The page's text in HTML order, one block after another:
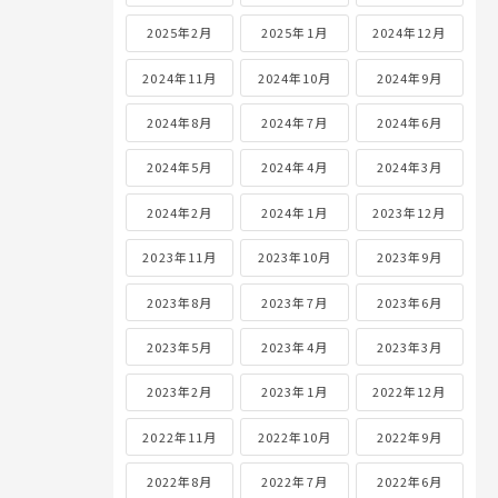
2025年2月 2025年1月 2024年12月
2024年11月 2024年10月 2024年9月
2024年8月 2024年7月 2024年6月
2024年5月 2024年4月 2024年3月
2024年2月 2024年1月 2023年12月
2023年11月 2023年10月 2023年9月
2023年8月 2023年7月 2023年6月
2023年5月 2023年4月 2023年3月
2023年2月 2023年1月 2022年12月
2022年11月 2022年10月 2022年9月
2022年8月 2022年7月 2022年6月